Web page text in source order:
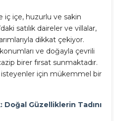
iç içe, huzurlu ve sakin
satılık daireler ve villalar,
dikkat çekiyor.
konumları ve doğayla çevrili
birer fırsat sunmaktadır.
isteyenler için mükemmel bir
Doğal Güzelliklerin Tadını